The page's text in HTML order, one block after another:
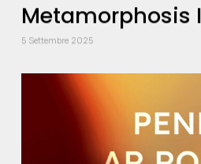
Metamorphosis I
5 Settembre 2025